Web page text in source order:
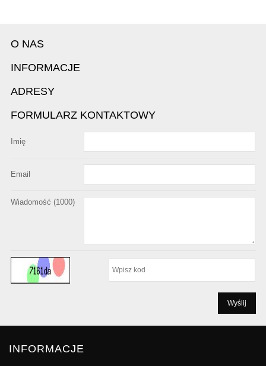
O NAS
INFORMACJE
ADRESY
FORMULARZ KONTAKTOWY
Imię
Email
Wiadomość (1000)
INFORMACJE